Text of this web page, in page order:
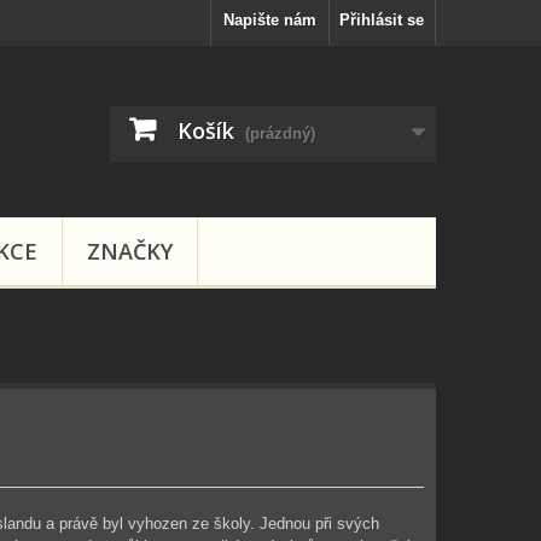
Přihlásit se
Napište nám
Košík (prázdný)
ZNAČKY
a právě byl vyhozen ze školy. Jednou při svých